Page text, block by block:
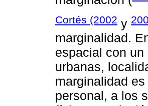
Cortés (2002 y
marginalidad.
espacial con
urbanas,
marginalidad
personal, a los